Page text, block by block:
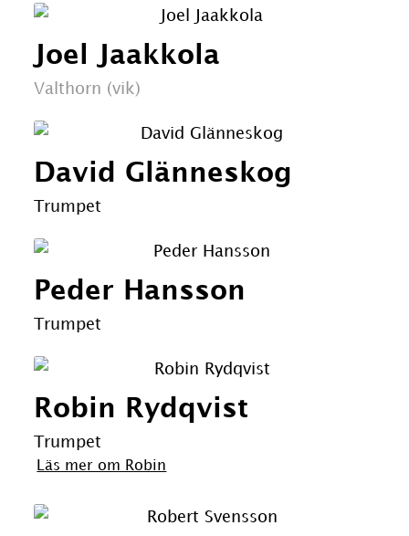
Joel Jaakkola
Valthorn (vik)
David Glänneskog
Trumpet
Peder Hansson
Trumpet
Robin Rydqvist
Trumpet
Läs mer om Robin